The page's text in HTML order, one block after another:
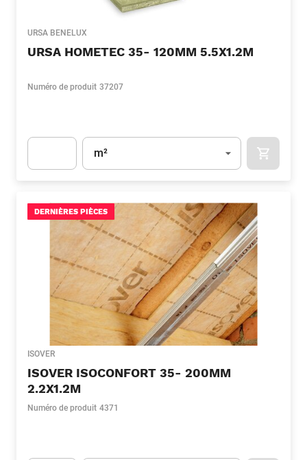
URSA BENELUX
URSA HOMETEC 35- 120MM 5.5X1.2M
Numéro de produit 37207
Unité
m²
DERNIÈRES PIÈCES
ISOVER
ISOVER ISOCONFORT 35- 200MM
2.2X1.2M
Numéro de produit 4371